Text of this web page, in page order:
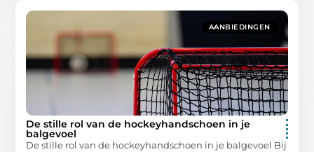
AANBIEDINGEN
De stille rol van de hockeyhandschoen in je
balgevoel
De stille rol van de hockeyhandschoen in je balgevoel Bij